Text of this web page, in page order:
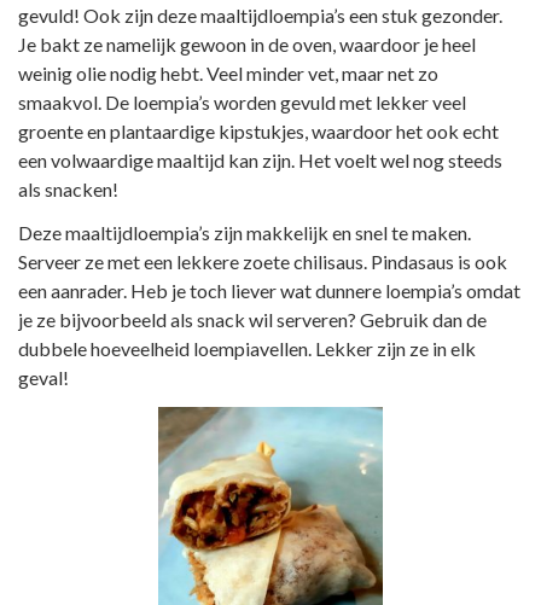
gevuld! Ook zijn deze maaltijdloempia’s een stuk gezonder.
Je bakt ze namelijk gewoon in de oven, waardoor je heel
weinig olie nodig hebt. Veel minder vet, maar net zo
smaakvol. De loempia’s worden gevuld met lekker veel
groente en plantaardige kipstukjes, waardoor het ook echt
een volwaardige maaltijd kan zijn. Het voelt wel nog steeds
als snacken!
Deze maaltijdloempia’s zijn makkelijk en snel te maken.
Serveer ze met een lekkere zoete chilisaus. Pindasaus is ook
een aanrader. Heb je toch liever wat dunnere loempia’s omdat
je ze bijvoorbeeld als snack wil serveren? Gebruik dan de
dubbele hoeveelheid loempiavellen. Lekker zijn ze in elk
geval!